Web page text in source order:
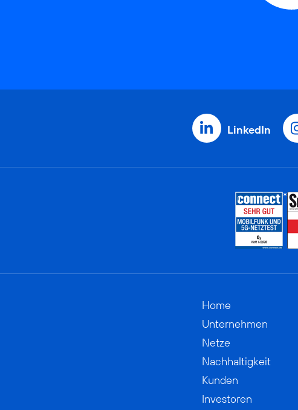
LinkedIn
Home
Unternehmen
Netze
Nachhaltigkeit
Kunden
Investoren